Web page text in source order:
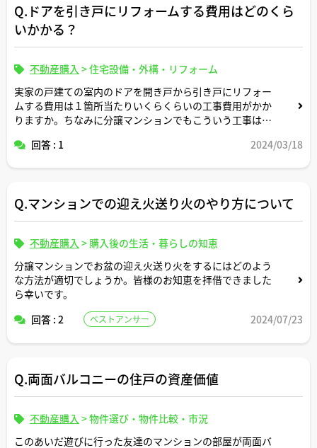
かについても教えてください。よろしくお願いします。
Q.ドアを引き戸にリフォームする費用はどのくら
いかかる？
不動産購入 >住宅設備・外構・リフォーム
実家の戸建ての室内のドアを開き戸から引き戸にリフォー
ムする費用は１箇所当たりいくらくらいの工事費用がかか
りますか。ちなみに分譲マンションでもこういう工事は可
回答 : 1 2024/03/18
Q.マンションでの迎え火送り火のやり方について
不動産購入 > 購入後の生活・暮らしの知恵
分譲マンションでお盆の迎え火送り火をするにはどのよう
な方法が適切でしょうか。皆様のお知恵を拝借できました
ら幸いです。
回答 : 2
ベストアンサー 2024/07/23
Q.両面バルコニーの住戸の資産価値
不動産購入 >物件選び・物件比較・市況
このあいだ遊びに行った友達のマンションの部屋が両面バ